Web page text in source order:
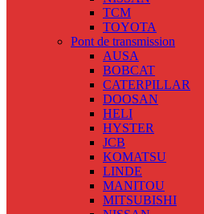
TCM
TOYOTA
Pont de transmission
AUSA
BOBCAT
CATERPILLAR
DOOSAN
HELI
HYSTER
JCB
KOMATSU
LINDE
MANITOU
MITSUBISHI